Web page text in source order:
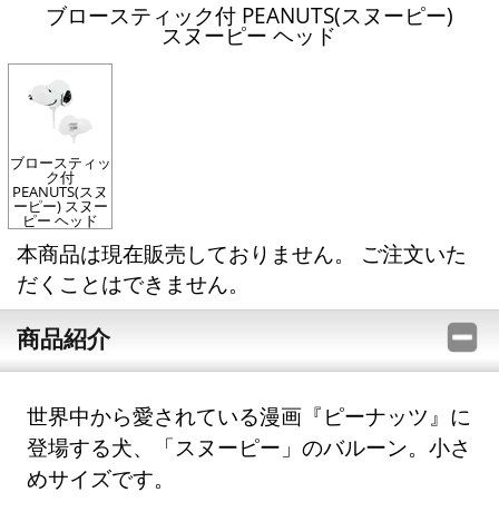
ブロースティック付 PEANUTS(スヌーピー)
スヌーピー ヘッド
ブロースティッ
ク付
PEANUTS(スヌ
ーピー) スヌー
ピー ヘッド
本商品は現在販売しておりません。 ご注文いた
だくことはできません。
商品紹介
世界中から愛されている漫画『ピーナッツ』に
登場する犬、「スヌーピー」のバルーン。小さ
めサイズです。